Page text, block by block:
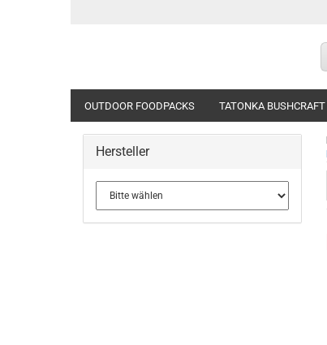
OUTDOOR FOODPACKS TATONKA BUSHCRAFT
Hersteller